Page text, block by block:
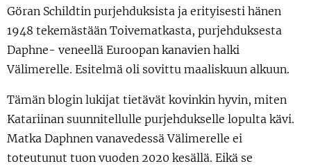
Göran Schildtin purjehduksista ja erityisesti hänen
1948 tekemästään Toivematkasta, purjehduksesta
Daphne- veneellä Euroopan kanavien halki
Välimerelle. Esitelmä oli sovittu maaliskuun alkuun.
Tämän blogin lukijat tietävät kovinkin hyvin, miten
Katariinan suunnitellulle purjehdukselle lopulta kävi.
Matka Daphnen vanavedessä Välimerelle ei
toteutunut tuon vuoden 2020 kesällä. Eikä se